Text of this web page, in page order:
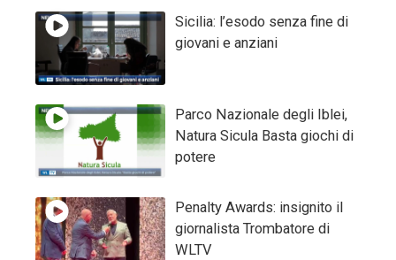
Sicilia: l’esodo senza fine di
giovani e anziani
Parco Nazionale degli Iblei,
Natura Sicula Basta giochi di
potere
Penalty Awards: insignito il
giornalista Trombatore di
WLTV